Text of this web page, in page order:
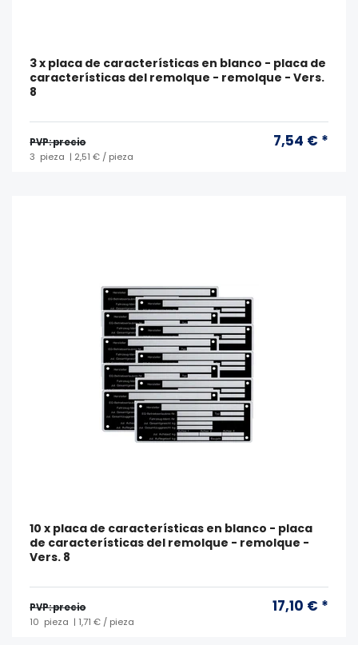
3 x placa de características en blanco - placa de
características del remolque - remolque - Vers.
8
PVP: precio 7,54 € *
3 pieza | 2,51 € / pieza
10 x placa de características en blanco - placa
de características del remolque - remolque -
Vers. 8
PVP: precio 17,10 € *
10 pieza | 1,71 € / pieza